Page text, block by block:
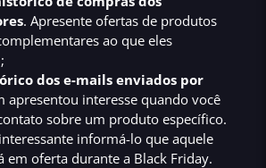
. Apresente ofertas de produtos
ao que eles
dos e-mails enviados por
apresentou interesse quando você
sobre um produto específico.
informá-lo que aquele
em oferta durante a Black Friday.